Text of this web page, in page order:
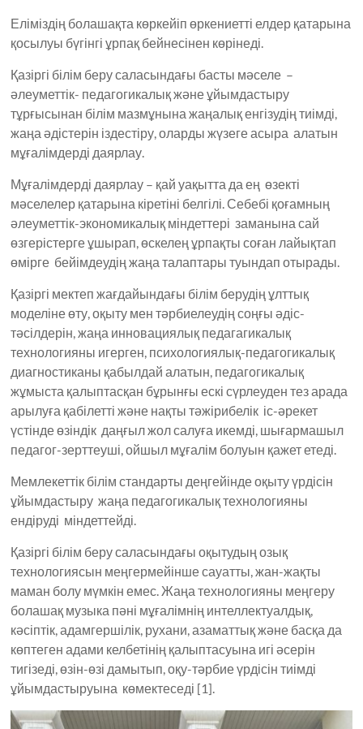
Еліміздің болашақта көркейіп өркениетті елдер қатарына
қосылуы бүгінгі ұрпақ бейнесінен көрінеді.
Қазіргі білім беру саласындағы басты мәселе –
әлеуметтік- педагогикалық және ұйымдастыру
тұрғысынан білім мазмұнына жаңалық енгізудің тиімді,
жаңа әдістерін іздестіру, оларды жүзеге асыра алатын
мұғалімдерді даярлау.
Мұғалімдерді даярлау – қай уақытта да ең өзекті
мәселелер қатарына кіретіні белгілі. Себебі қоғамның
әлеуметтік-экономикалық міндеттері заманына сай
өзгерістерге ұшырап, өскелең ұрпақты соған лайықтап
өмірге бейімдеудің жаңа талаптары туындап отырады.
Қазіргі мектеп жағдайындағы білім берудің ұлттық
моделіне өту, оқыту мен тәрбиелеудің соңғы әдіс-
тәсілдерін, жаңа инновациялық педагагикалық
технологияны игерген, психологиялық-педагогикалық
диагностиканы қабылдай алатын, педагогикалық
жұмыста қалыптасқан бұрынғы ескі сүрлеуден тез арада
арылуға қабілетті және нақты тәжірибелік іс-әрекет
үстінде өзіндік даңғыл жол салуға икемді, шығармашыл
педагог-зерттеуші, ойшыл мұғалім болуын қажет етеді.
Мемлекеттік білім стандарты деңгейінде оқыту үрдісін
ұйымдастыру жаңа педагогикалық технологияны
ендіруді міндеттейді.
Қазіргі білім беру саласындағы оқытудың озық
технологиясын меңгермейінше сауатты, жан-жақты
маман болу мүмкін емес. Жаңа технологияны меңгеру
болашақ музыка пәні мұғалімнің интеллектуалдық,
кәсіптік, адамгершілік, рухани, азаматтық және басқа да
көптеген адами келбетінің қалыптасуына игі әсерін
тигізеді, өзін-өзі дамытып, оқу-тәрбие үрдісін тиімді
ұйымдастыруына көмектеседі [1].